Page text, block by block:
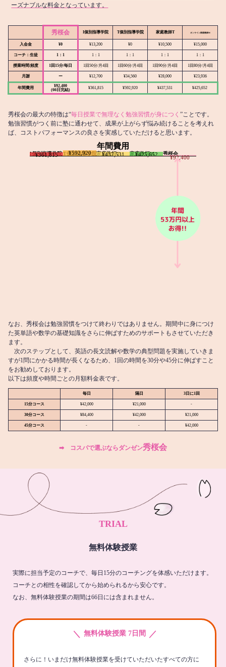
ーズナブルな料金となっています。
秀桜会 I個別指導学院 T個別指導学院 家庭教師T オンライン家庭教師M
入会金 ¥0 ¥13,200 ¥0 ¥10,500 ¥15,000
コーチ：生徒 1：1 1：1 1：1 1：1 1：1
授業時間/頻度 1回15分/毎日 1回50分/月4回 1回60分/月4回 1回90分/月4回 1回80分/月4回
月謝 ー ¥12,700 ¥34,560 ¥28,000 ¥23,936
年間費用
¥92,400
(66日完結)
¥361,815 ¥592,920 ¥437,531 ¥425,652
秀桜会の最大の特徴は“毎日授業で無理なく勉強習慣が身につく ”ことです。
勉強習慣がつく前に塾に通わせて、成果が上がらず悩み続けることを考えれ
ば、コストパフォーマンスの良さを実感していただけると思います。
年間費用
I個別指導学院
¥361,815 T個別指導学院
¥592,920 家庭教師T
¥437,531 家庭教師M
¥425,652 秀桜会
¥92,400
なお、秀桜会は勉強習慣をつけて終わりではありません。期間中に身につけ
た英単語や数学の基礎知識をさらに伸ばすためのサポートもさせていただき
ます。
次のステップとして、英語の長文読解や数学の典型問題を実施していきま
すが1問にかかる時間が長くなるため、1回の時間を30分や45分に伸ばすこと
をお勧めしております。
以下は頻度や時間ごとの月額料金表です。
毎日 隔日 3日に1回
15分コース ¥42,000 ¥21,000 -
30分コース ¥84,400 ¥42,000 ¥21,000
45分コース - - ¥42,000
➡︎ コスパで選ぶならダンゼン秀桜会
TRIAL
無料体験授業
実際に担当予定のコーチで、毎日15分のコーチングを体感いただけます。
コーチとの相性を確認してから始められるから安心です。
なお、無料体験授業の期間は66日には含まれません。
＼ 無料体験授業 7日間 ／
さらに！いまだけ無料体験授業を受けていただいたすべての方に